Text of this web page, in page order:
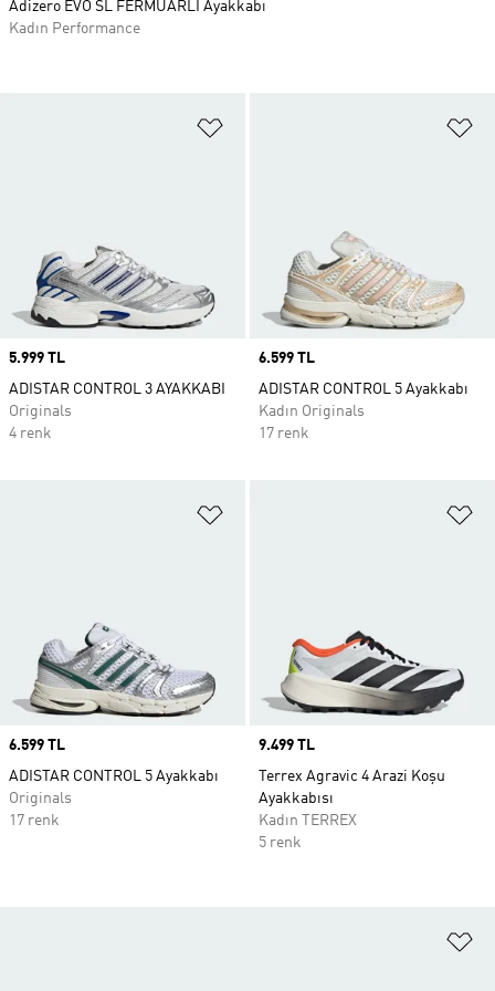
Price
5.999 TL
ADISTAR CONTROL 3 AYAKKABI
Originals
4 renk
Price
6.599 TL
ADISTAR CONTROL 5 Ayakkabı
Kadın Originals
17 renk
Price
6.599 TL
ADISTAR CONTROL 5 Ayakkabı
Originals
17 renk
Price
9.499 TL
Terrex Agravic 4 Arazi Koşu
Ayakkabısı
Kadın TERREX
5 renk
Adizero EVO SL FERMUARLI Ayakkabı
Kadın Performance